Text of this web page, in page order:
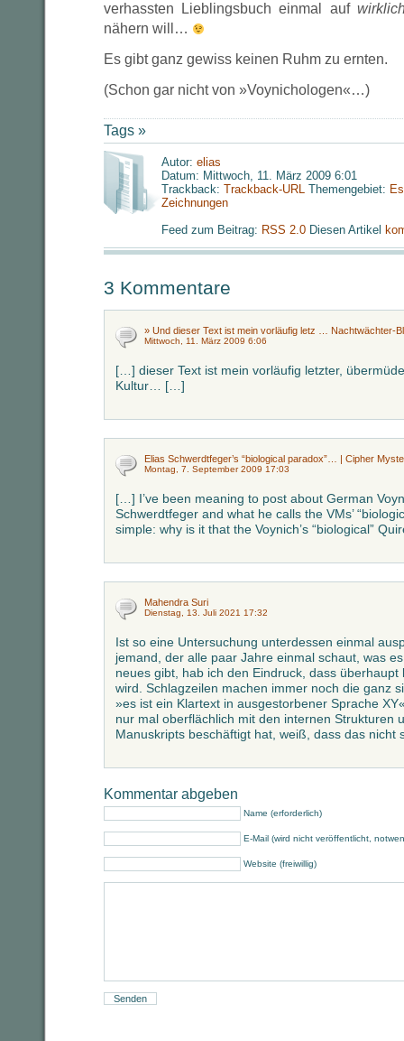
verhassten Lieblingsbuch einmal auf
nähern will…
Es gibt ganz gewiss keinen Ruhm zu ernten.
(Schon gar nicht von »Voynichologen«…)
Tags »
Autor: elias
Datum: Mittwoch, 11. März 2009 6:01
Trackback: Trackback-URL Themengebiet:
Zeichnungen
Feed zum Beitrag: RSS 2.0 Diesen Artikel
3 Kommentare
» Und dieser Text ist mein vorläufig letz … Nachtwächter-
Mittwoch, 11. März 2009 6:06
[…] dieser Text ist mein vorläufig letzter,
Kultur… […]
Elias Schwerdtfeger’s “biological paradox”… | Cipher
Montag, 7. September 2009 17:03
[…] I’ve been meaning to post about German
Schwerdtfeger and what he calls the VMs’
simple: why is it that the Voynich’s “biological”
Mahendra Suri
Dienstag, 13. Juli 2021 17:32
Ist so eine Untersuchung unterdessen einmal
jemand, der alle paar Jahre einmal schaut, was
neues gibt, hab ich den Eindruck, dass
wird. Schlagzeilen machen immer noch die ganz
»es ist ein Klartext in ausgestorbener Sprache
nur mal oberflächlich mit den internen Strukturen
Manuskripts beschäftigt hat, weiß, dass das nicht
Kommentar abgeben
Name (erforderlich)
E-Mail (wird nicht veröffentlicht,
Website (freiwillig)